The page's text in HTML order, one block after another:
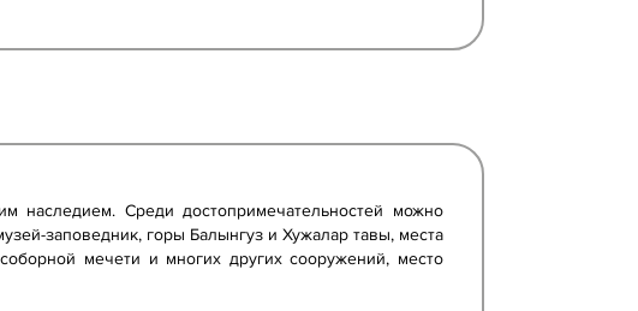
наследием. Среди достопримечательностей можно
заповедник, горы Балынгуз и Хужалар тавы, места
мечети и многих других сооружений, место